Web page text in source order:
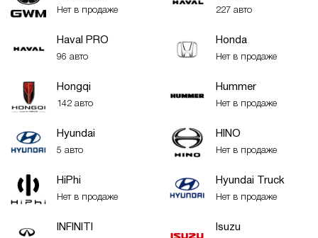
Нет в продаже 227 авто
Haval PRO
96 авто
Honda
Нет в продаже
Hongqi
142 авто
Hummer
Нет в продаже
Hyundai
5 авто
HINO
Нет в продаже
HiPhi
Нет в продаже
Hyundai Truck
Нет в продаже
INFINITI Isuzu